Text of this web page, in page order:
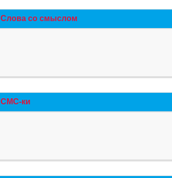
Слова со смыслом
СМС-ки